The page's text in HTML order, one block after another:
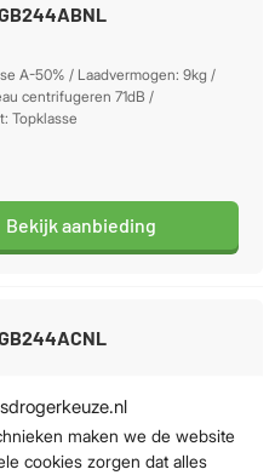
maken we de website
cookies zorgen dat alles
A-50% / Laadvermogen: 9kg /
centrifugeren 71dB /
Topklasse
Bekijk aanbieding
A-50% / Laadvermogen: 9kg /
centrifugeren 70dB /
Topklasse